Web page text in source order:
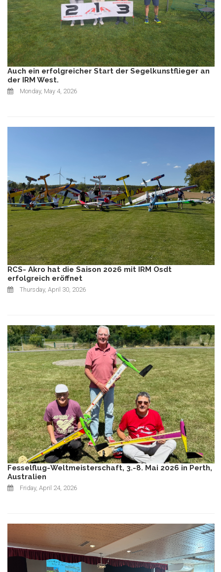
Auch ein erfolgreicher Start der Segelkunstflieger an
der IRM West.
Monday, May 4, 2026
RCS- Akro hat die Saison 2026 mit IRM Osdt
erfolgreich eröffnet
Thursday, April 30, 2026
Fesselflug-Weltmeisterschaft, 3.-8. Mai 2026 in Perth,
Australien
Friday, April 24, 2026